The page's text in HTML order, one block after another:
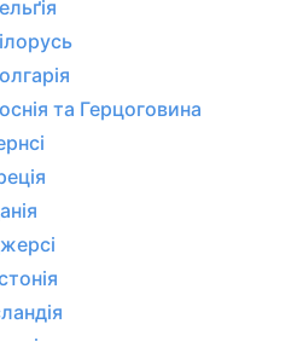
та Герцоговина